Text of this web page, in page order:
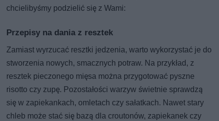
chcielibyśmy podzielić się z Wami:
Przepisy na dania z resztek
Zamiast wyrzucać resztki jedzenia, warto wykorzystać je do
stworzenia nowych, smacznych potraw. Na przykład, z
resztek pieczonego mięsa można przygotować pyszne
risotto czy zupę. Pozostałości warzyw świetnie sprawdzą
się w zapiekankach, omletach czy sałatkach. Nawet stary
chleb może stać się bazą dla croutonów, zapiekanek czy